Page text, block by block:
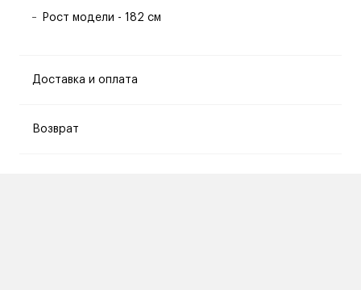
Рост модели - 182 см
Доставка и оплата
Возврат